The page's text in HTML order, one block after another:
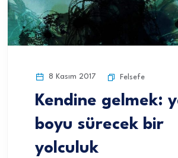
8 Kasım 2017 Felsefe
Kendine gelmek:
boyu sürecek bir
yolculuk